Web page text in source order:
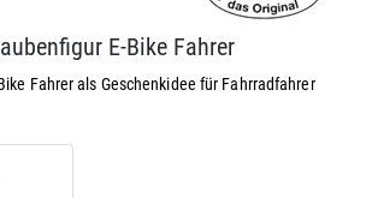
E-Bike Fahrer
Fahrer als Geschenkidee für Fahrradfahrer